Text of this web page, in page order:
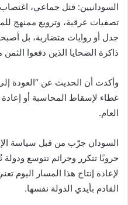
السودانيين: قتل جماعي،
تصفيات عرقية، وترويع ممنهج
جدل أو روايات متضاربة، بل
ذاكرة الضحايا الذين دفعوا
وأكدت أن الحديث عن “العودة
غطاء لإسقاط المحاسبة أو
العام.
السودان جرّب من قبل سياسة
حروبًا تتكرر وجرائم تتوسع
لإعادة إنتاج هذا المسار اليوم
القادم بأيدي الدولة نفسها.